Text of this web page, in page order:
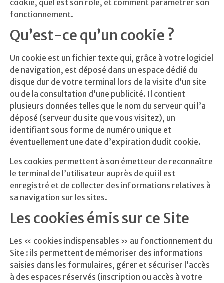
cookie, quel est son rôle, et comment paramétrer son
fonctionnement.
Qu’est-ce qu’un cookie ?
Un cookie est un fichier texte qui, grâce à votre logiciel
de navigation, est déposé dans un espace dédié du
disque dur de votre terminal lors de la visite d’un site
ou de la consultation d’une publicité. Il contient
plusieurs données telles que le nom du serveur qui l’a
déposé (serveur du site que vous visitez), un
identifiant sous forme de numéro unique et
éventuellement une date d’expiration dudit cookie.
Les cookies permettent à son émetteur de reconnaître
le terminal de l’utilisateur auprès de qui il est
enregistré et de collecter des informations relatives à
sa navigation sur les sites.
Les cookies émis sur ce Site
Les « cookies indispensables » au fonctionnement du
Site : ils permettent de mémoriser des informations
saisies dans les formulaires, gérer et sécuriser l’accès
à des espaces réservés (inscription ou accès à votre